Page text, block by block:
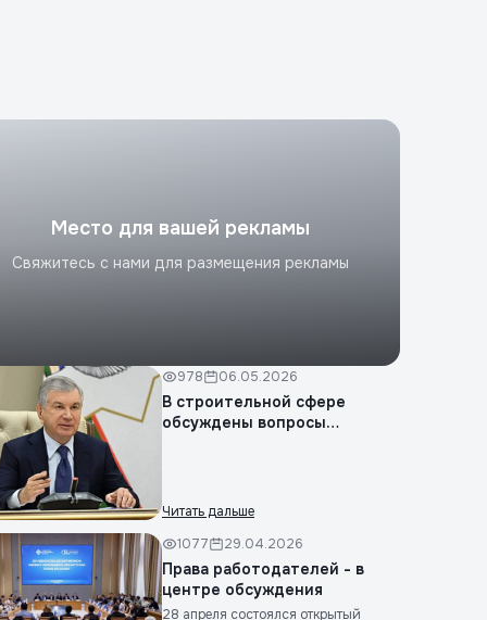
Место для вашей рекламы
Свяжитесь с нами для размещения рекламы
978 06.05.2026
В строительной сфере
обсуждены вопросы
Читать дальше
1077
29.04.2026
Права работодателей - в
центре обсуждения
28 апреля состоялся открытый